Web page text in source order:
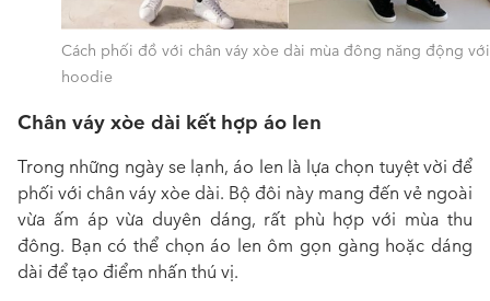
Cách phối đồ với chân váy xòe dài mùa đông năng động
hoodie
Chân váy xòe dài kết hợp áo len
Trong những ngày se lạnh, áo len là lựa chọn tuyệt vời để
phối với chân váy xòe dài. Bộ đôi này mang đến vẻ ngoài
vừa ấm áp vừa duyên dáng, rất phù hợp với mùa thu
đông. Bạn có thể chọn áo len ôm gọn gàng hoặc dáng
dài để tạo điểm nhấn thú vị.